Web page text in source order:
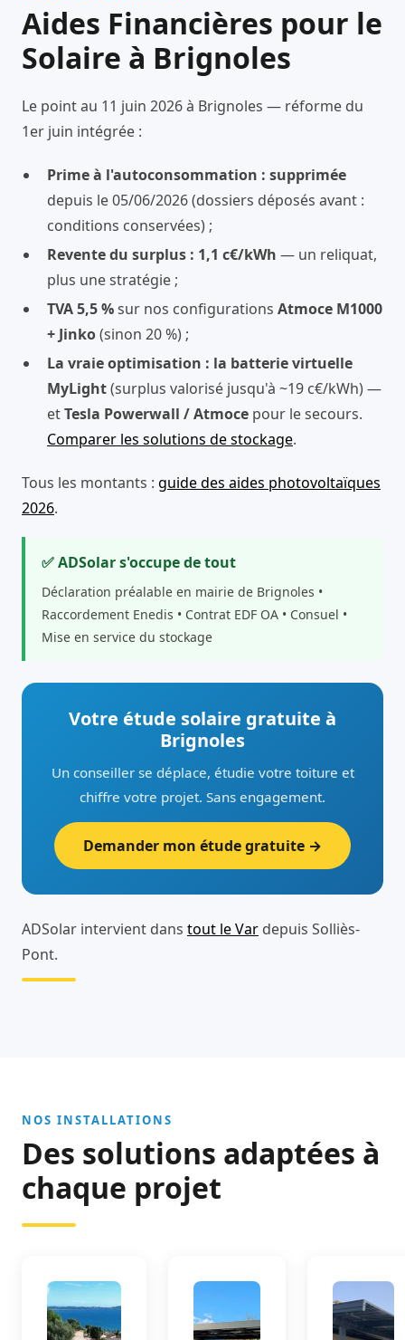
Aides Financières pour le
Solaire à Brignoles
Le point au 11 juin 2026 à Brignoles — réforme du
1er juin intégrée :
Prime à l'autoconsommation : supprimée
depuis le 05/06/2026 (dossiers déposés avant :
conditions conservées) ;
Revente du surplus : 1,1 c€/kWh — un reliquat,
plus une stratégie ;
TVA 5,5 %sur nos configurations Atmoce M1000
+ Jinko(sinon 20 %) ;
La vraie optimisation : la batterie virtuelle
MyLight(surplus valorisé jusqu'à ~19 c€/kWh) —
etTesla Powerwall / Atmoce pour le secours.
Comparer les solutions de stockage.
Tous les montants : guide des aides photovoltaïques
2026.
✅ ADSolar s'occupe de tout
Déclaration préalable en mairie de Brignoles •
Raccordement Enedis • Contrat EDF OA • Consuel •
Mise en service du stockage
Votre étude solaire gratuite à
Brignoles
Un conseiller se déplace, étudie votre toiture et
chiffre votre projet. Sans engagement.
Demander mon étude gratuite →
ADSolar intervient dans tout le Var depuis Solliès-
Pont.
NOS INSTALLATIONS
Des solutions adaptées à
chaque projet